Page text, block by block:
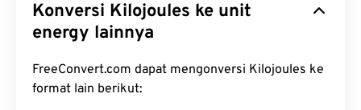
Konversi Kilojoules ke unit
energy lainnya
FreeConvert.com dapat mengonversi Kilojoules ke
format lain berikut: